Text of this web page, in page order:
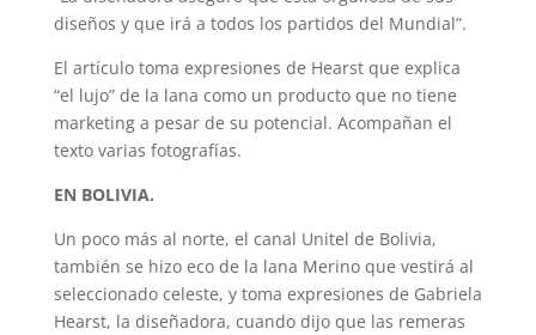
diseños y que irá a todos los partidos del Mundial”.
El artículo toma expresiones de Hearst que explica
“el lujo” de la lana como un producto que no tiene
marketing a pesar de su potencial. Acompañan el
texto varias fotografías.
EN BOLIVIA.
Un poco más al norte, el canal Unitel de Bolivia,
también se hizo eco de la lana Merino que vestirá al
seleccionado celeste, y toma expresiones de Gabriela
Hearst, la diseñadora, cuando dijo que las remeras